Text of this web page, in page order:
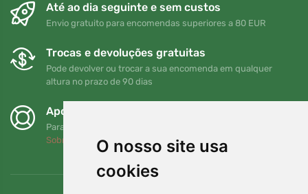
O nosso site usa
cookies
Até ao dia seguinte e sem custos
Envio gratuito para encomendas superiores a 80 EUR
Trocas e devoluções gratuitas
Pode devolver ou trocar a sua encomenda em qualquer
altura no prazo de 90 dias
Apoiamos a Trees.org
Para cada encomenda plantamos uma árvore! Leia mais
Sobre nós